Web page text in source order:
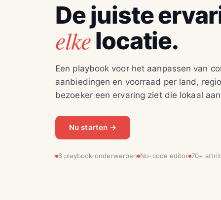
De juiste
elkelocatie.
Een playbook voor het aanpassen van
aanbiedingen en voorraad per land,
bezoeker een ervaring ziet die lokaal
Nu starten →
6 playbook-onderwerpen No-code editor 70+